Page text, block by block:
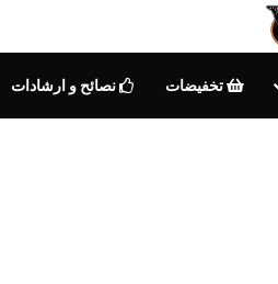
تخفيضات نصائح و ارشادات